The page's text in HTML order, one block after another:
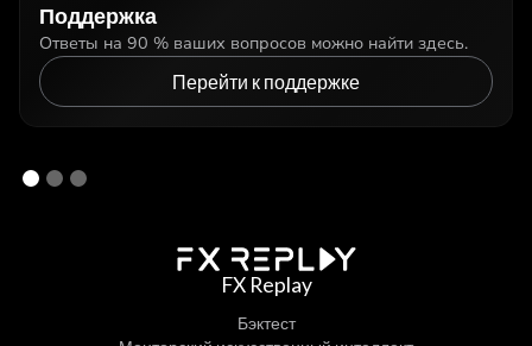
Поддержка
Ответы на 90 % ваших вопросов можно найти здесь.
Перейти к поддержке
FX Replay
Бэктест